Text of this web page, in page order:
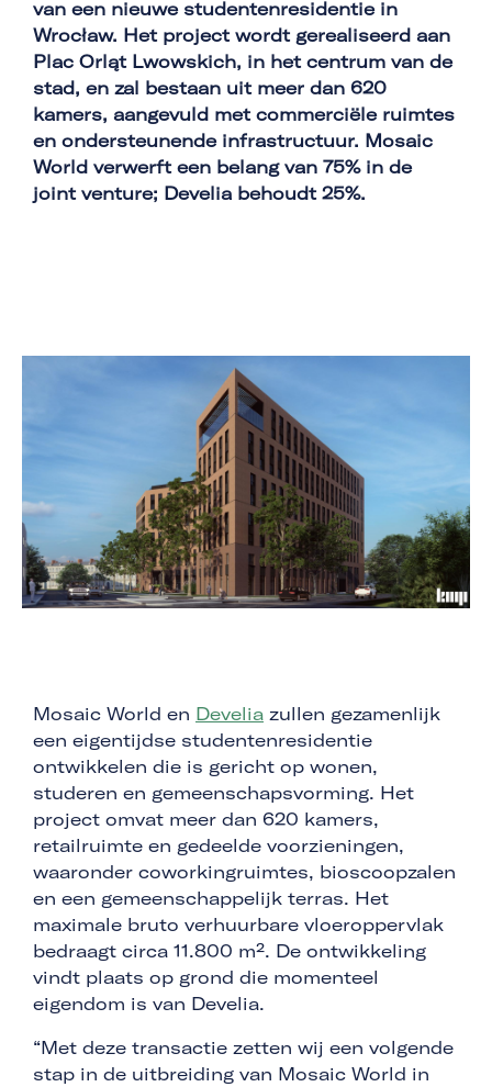
van een nieuwe studentenresidentie in
Wrocław. Het project wordt gerealiseerd aan
Plac Orląt Lwowskich, in het centrum van de
stad, en zal bestaan uit meer dan 620
kamers, aangevuld met commerciële ruimtes
en ondersteunende infrastructuur. Mosaic
World verwerft een belang van 75% in de
joint venture; Develia behoudt 25%.
Mosaic World en Develia zullen gezamenlijk
een eigentijdse studentenresidentie
ontwikkelen die is gericht op wonen,
studeren en gemeenschapsvorming. Het
project omvat meer dan 620 kamers,
retailruimte en gedeelde voorzieningen,
waaronder coworkingruimtes, bioscoopzalen
en een gemeenschappelijk terras. Het
maximale bruto verhuurbare vloeroppervlak
bedraagt circa 11.800 m². De ontwikkeling
vindt plaats op grond die momenteel
eigendom is van Develia.
“Met deze transactie zetten wij een volgende
stap in de uitbreiding van Mosaic World in